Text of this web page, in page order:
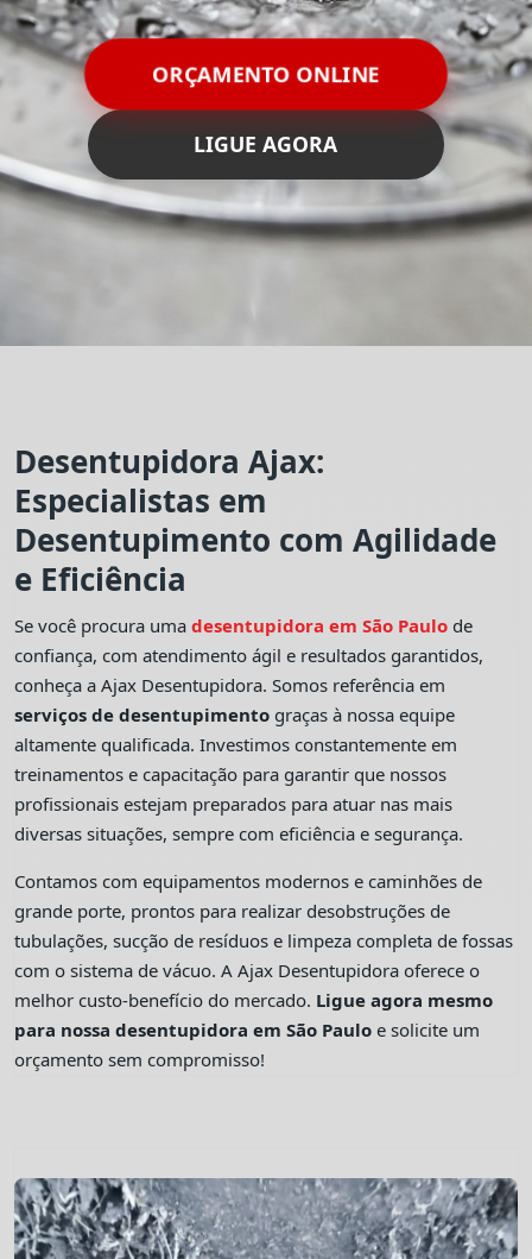
ORÇAMENTO ONLINE
LIGUE AGORA
Desentupidora Ajax:
Especialistas em
Desentupimento com Agilidade
e Eficiência
Se você procura umadesentupidora em São Paulo de
confiança, com atendimento ágil e resultados garantidos,
conheça a Ajax Desentupidora. Somos referência em
serviços de desentupimento graças à nossa equipe
altamente qualificada. Investimos constantemente em
treinamentos e capacitação para garantir que nossos
profissionais estejam preparados para atuar nas mais
diversas situações, sempre com eficiência e segurança.
Contamos com equipamentos modernos e caminhões de
grande porte, prontos para realizar desobstruções de
tubulações, sucção de resíduos e limpeza completa de fossas
com o sistema de vácuo. A Ajax Desentupidora oferece o
melhor custo-benefício do mercado. Ligue agora mesmo
para nossa desentupidora em São Paulo e solicite um
orçamento sem compromisso!